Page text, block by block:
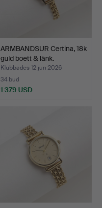
ARMBANDSUR Certina, 18k
guld boett & länk.
Klubbades 12 jun 2026
34 bud
1 379 USD